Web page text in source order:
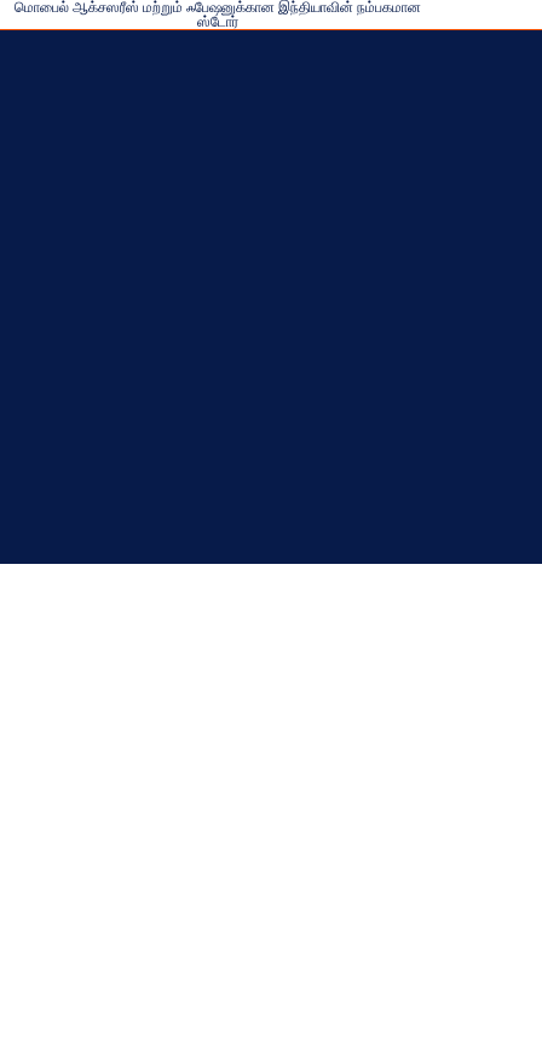
மொபைல் ஆக்சஸரீஸ் மற்றும் ஃபேஷனுக்கான இந்தியாவின் நம்பகமான
ஸ்டோர்